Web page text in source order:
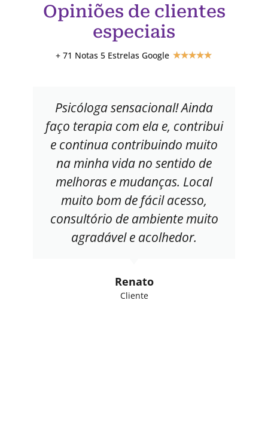
Opiniões de clientes
especiais
+ 71 Notas 5 Estrelas Google ★★★★★
Psicóloga sensacional! Ainda
faço terapia com ela e, contribui
e continua contribuindo muito
na minha vida no sentido de
melhoras e mudanças. Local
muito bom de fácil acesso,
consultório de ambiente muito
agradável e acolhedor.
Renato
Cliente